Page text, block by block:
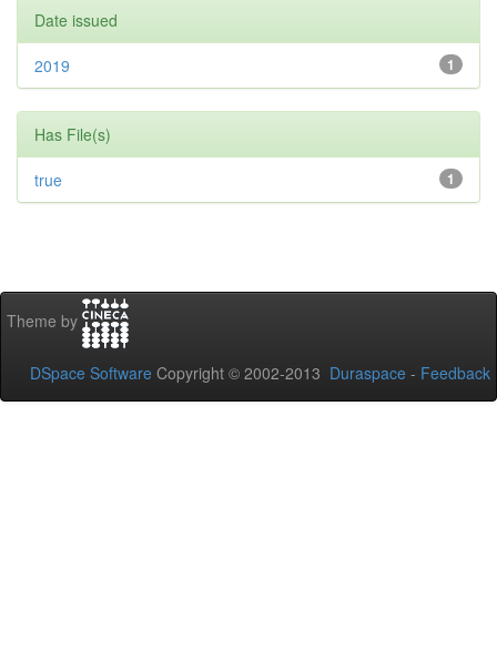
Date issued
1
2019
Has File(s)
1
true
Theme by
DSpace Software Copyright © 2002-2013 Duraspace - Feedback